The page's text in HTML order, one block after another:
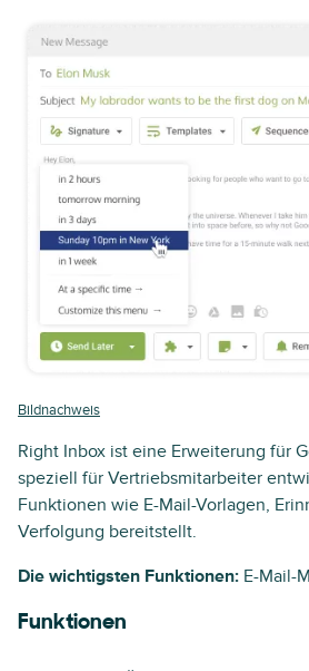
Bildnachweis
Right Inbox ist eine Erweiterung für
speziell für Vertriebsmitarbeiter
Funktionen wie E-Mail-Vorlagen,
Verfolgung bereitstellt.
Die wichtigsten Funktionen: E-Mail-
Funktionen